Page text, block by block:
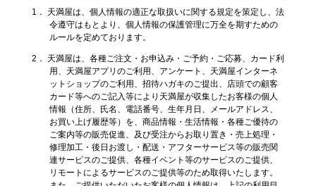
1． 天満屋は、個人情報の適正な取扱いに関する規定を策定し、法
令遵守はもとより、個人情報の保護管理に万全を期すための
ルールを定めております。
2． 天満屋は、各種ご注文・お申込み・ご予約・ご応募、カード利
用、天満屋アプリのご利用、アンケート、天満屋インターネ
ットショップのご利用、招待ハガキのご提出、店頭での顧客
カード等へのご記入等により天満屋が収集したお客様の個人
情報（住所、氏名、電話番号、生年月日、メールアドレス、
お買い上げ履歴等）を、商品情報・生活情報・各種ご優待の
ご案内等の販売促進、及び受注からお取り置き・売上処理・
修理加工・後日お渡し・配送・アフターサービス等の販売関
連サービスのご提供、各種イベント等のサービスのご提供、
リモートによるサービスのご提供等のため取得いたします。